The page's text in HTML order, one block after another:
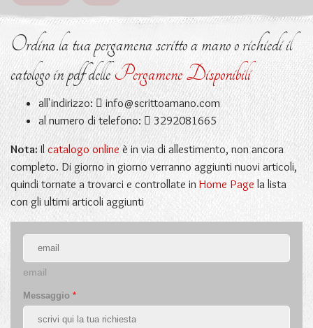
Ordina la tua pergamena scritto a mano o richiedi il
catologo in pdf dellePergamene Disponibili
all'indirizzo: info@scrittoamano.com
al numero di telefono:
3292081665
Nota:Il catalogo onlineè in via di allestimento, non ancora
completo. Di giorno in giorno verranno aggiunti nuovi articoli,
quindi tornate a trovarci e controllate in Home Page la lista
con gli ultimi articoli aggiunti
email
Messaggio *